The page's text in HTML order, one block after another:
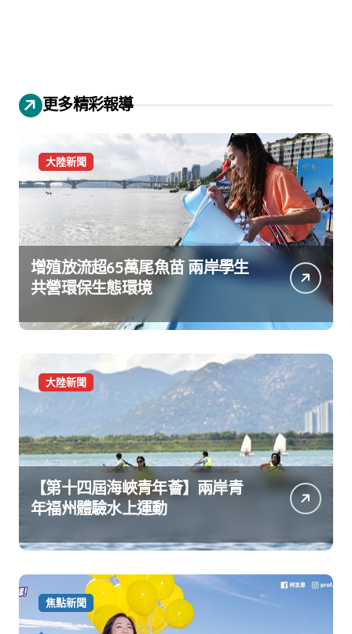
更多精彩報導
大陸新聞
增殖放流超65萬尾魚苗 兩岸學生
共營環保生態環境
大陸新聞
【第十四屆海峽青年薈】兩岸青
年福州體驗水上運動
焦點新聞